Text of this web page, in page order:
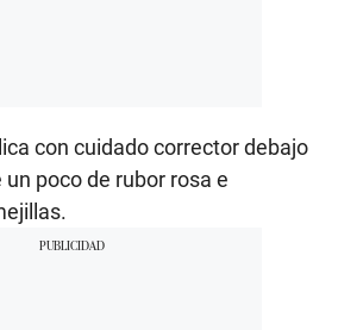
con cuidado corrector debajo
poco de rubor rosa e